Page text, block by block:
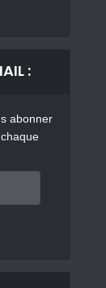
:
abonner